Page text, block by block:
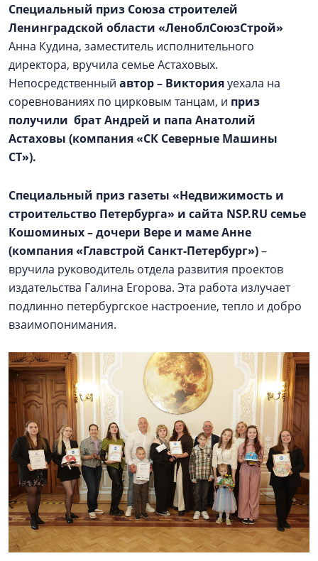
Специальный приз Союза строителей
Ленинградской области «ЛеноблСоюзСтрой»
Анна Кудина, заместитель исполнительного
директора, вручила семье Астаховых.
Непосредственный автор – Викторияуехала на
соревнованиях по цирковым танцам, и приз
получили брат Андрей и папа Анатолий
Астаховы (компания «СК Северные Машины
СТ»).
Специальный приз газеты «Недвижимость и
строительство Петербурга» и сайта NSP.RU семье
Кошоминых – дочери Вере и маме Анне
(компания «Главстрой Санкт-Петербург»)–
вручила руководитель отдела развития проектов
издательства Галина Егорова. Эта работа излучает
подлинно петербургское настроение, тепло и добро
взаимопонимания.